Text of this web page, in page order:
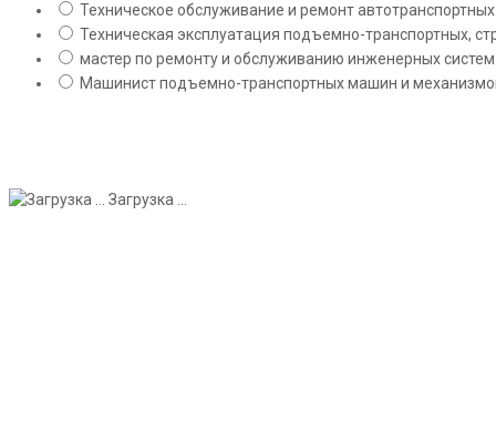
Техническое обслуживание и ремонт
Техническая эксплуатация подъемно-транспортных,
мастер по ремонту и обслуживанию инженерных
Машинист подъемно-транспортных машин и
Загрузка ...